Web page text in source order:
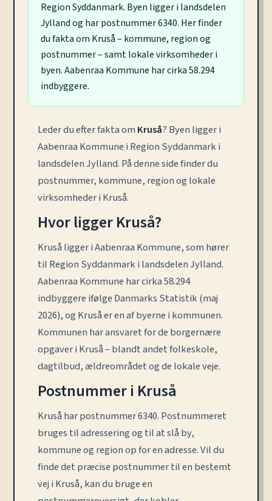
Region Syddanmark. Byen ligger i landsdelen
Jylland og har postnummer 6340. Her finder
du fakta om Kruså – kommune, region og
postnummer – samt lokale virksomheder i
byen. Aabenraa Kommune har cirka 58.294
indbyggere.
Leder du efter fakta om Kruså? Byen ligger i
Aabenraa Kommune i Region Syddanmark i
landsdelen Jylland. På denne side finder du
postnummer, kommune, region og lokale
virksomheder i Kruså.
Hvor ligger Kruså?
Kruså ligger i Aabenraa Kommune, som hører
til Region Syddanmark i landsdelen Jylland.
Aabenraa Kommune har cirka 58.294
indbyggere ifølge Danmarks Statistik (maj
2026), og Kruså er en af byerne i kommunen.
Kommunen har ansvaret for de borgernære
opgaver i Kruså – blandt andet folkeskole,
dagtilbud, ældreområdet og de lokale veje.
Postnummer i Kruså
Kruså har postnummer 6340. Postnummeret
bruges til adressering og til at slå by,
kommune og region op for en adresse. Vil du
finde det præcise postnummer til en bestemt
vej i Kruså, kan du bruge en